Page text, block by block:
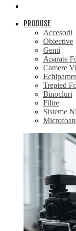
PRODUSE
Accesorii
Obiective
Genti
Aparate
Camere
Trepied
Binocluri
Filtre
Sisteme